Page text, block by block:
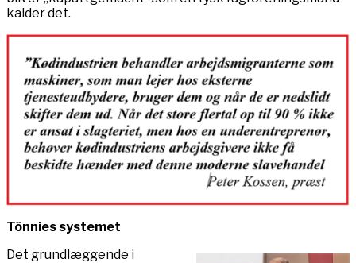
kalder det.
Tönnies systemet
Det grundlæggende i